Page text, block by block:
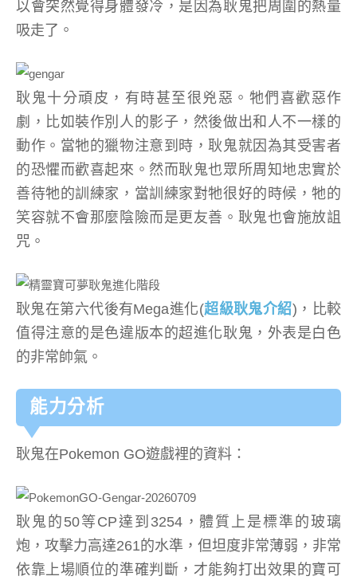
以會突然覺得身體發冷，是因為耿鬼把周圍的熱量
吸走了。
耿鬼十分頑皮，有時甚至很兇惡。牠們喜歡惡作
劇，比如裝作別人的影子，然後做出和人不一樣的
動作。當牠的獵物注意到時，耿鬼就因為其受害者
的恐懼而歡喜起來。然而耿鬼也眾所周知地忠實於
善待牠的訓練家，當訓練家對牠很好的時候，牠的
笑容就不會那麼陰險而是更友善。耿鬼也會施放詛
咒。
耿鬼在第六代後有Mega進化(超級耿鬼介紹)，比較
值得注意的是色違版本的超進化耿鬼，外表是白色
的非常帥氣。
能力分析
耿鬼在Pokemon GO遊戲裡的資料：
耿鬼的50等CP達到3254，體質上是標準的玻璃
炮，攻擊力高達261的水準，但坦度非常薄弱，非常
依靠上場順位的準確判斷，才能夠打出效果的寶可